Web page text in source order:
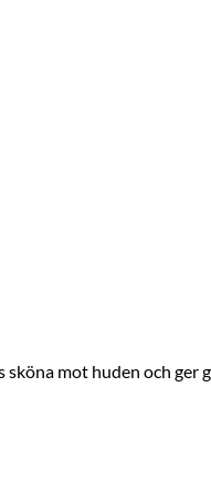
mot huden och ger